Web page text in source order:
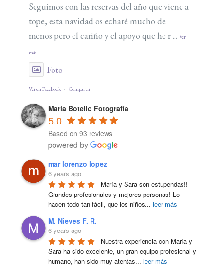
Seguimos con las reservas del año que viene a
tope, esta navidad os echaré mucho de
menos pero el cariño y el apoyo que he r... Ver
más
Foto
Ver en Facebook · Compartir
María Botello Fotografía
5.0
Based on 93 reviews
mar lorenzo lopez
6 years ago
María y Sara son estupendas!!
Grandes profesionales y mejores personas! Lo
hacen todo tan fácil, que los niños... leer más
M. Nieves F. R.
6 years ago
Nuestra experiencia con María y
Sara ha sido excelente, un gran equipo profesional y
humano, han sido muy atentas... leer más